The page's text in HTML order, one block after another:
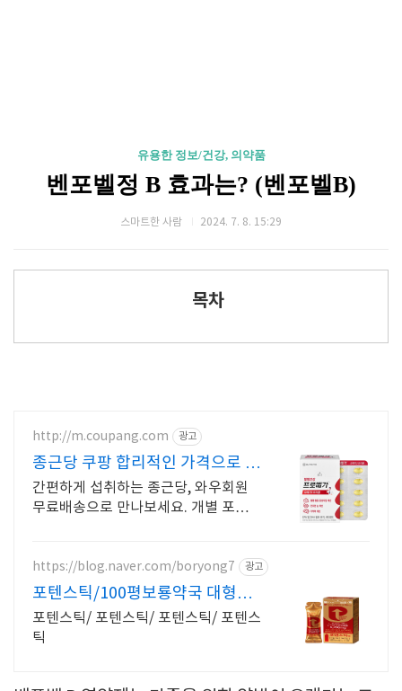
유용한 정보/건강, 의약품
벤포벨정 B 효과는? (벤포벨B)
스마트한 사람 2024. 7. 8. 15:29
목차
http://m.coupang.com 광고
종근당 쿠팡 합리적인 가격으로 관
리하세요
간편하게 섭취하는 종근당, 와우회원
무료배송으로 만나보세요. 개별 포장으
https://blog.naver.com/boryong7 광고
포텐스틱/100평보룡약국 대형약
국/태릉입구,육사 근처
포텐스틱/ 포텐스틱/ 포텐스틱/ 포텐스
틱